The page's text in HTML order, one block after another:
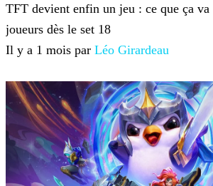
TFT devient enfin un jeu : ce que ça va
joueurs dès le set 18
Il y a 1 mois par Léo Girardeau